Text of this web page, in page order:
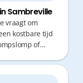
Sambreville
vraagt om
kostbare tijd
of
die
responstijden